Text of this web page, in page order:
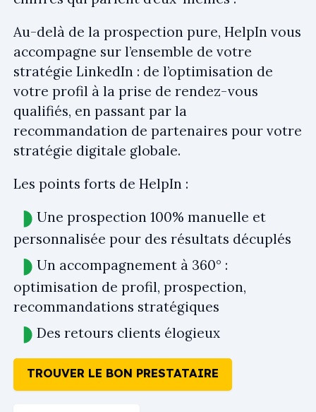
Au-delà de la prospection pure, HelpIn vous
accompagne sur l’ensemble de votre
stratégie LinkedIn : de l’optimisation de
votre profil à la prise de rendez-vous
qualifiés, en passant par la
recommandation de partenaires pour votre
stratégie digitale globale.
Les points forts de HelpIn :
Une prospection 100% manuelle et
personnalisée pour des résultats décuplés
Un accompagnement à 360° :
optimisation de profil, prospection,
recommandations stratégiques
Des retours clients élogieux
TROUVER LE BON PRESTATAIRE